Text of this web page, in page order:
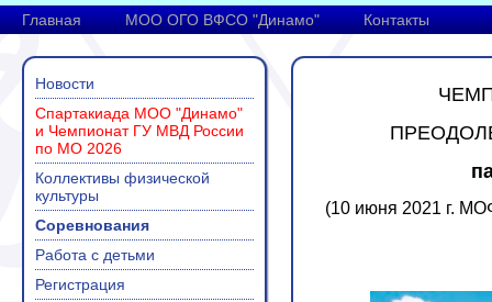
Главная МОО ОГО ВФСО "Динамо" Контакты
Новости
Спартакиада МОО "Динамо"
и Чемпионат ГУ МВД России
по МО 2026
Коллективы физической
культуры
Соревнования
Работа с детьми
Регистрация
(10 июня 2021 г.